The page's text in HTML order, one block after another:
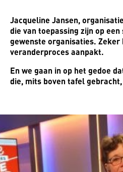
Jacqueline Jansen,
die van toepassing zijn op
gewenste organisaties.
veranderproces aanpakt.
En we gaan in op het gedoe
die, mits boven tafel